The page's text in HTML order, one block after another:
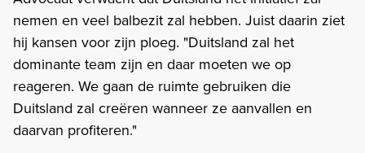
nemen en veel balbezit zal hebben. Juist daarin ziet
hij kansen voor zijn ploeg. "Duitsland zal het
dominante team zijn en daar moeten we op
reageren. We gaan de ruimte gebruiken die
Duitsland zal creëren wanneer ze aanvallen en
daarvan profiteren."